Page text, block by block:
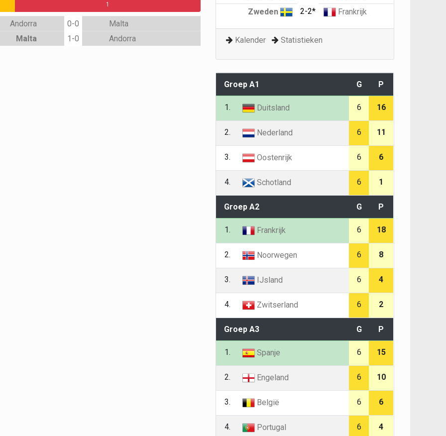
1
Andorra 0-0 Malta
Malta 1-0 Andorra
Zweden
2-2* Frankrijk
Kalender Statistieken
Groep A1 G P
1. Duitsland 6 16
2. Nederland 6 11
3. Oostenrijk 6 6
4. Schotland 6 1
Groep A2 G P
1. Frankrijk 6 18
2. Noorwegen 6 8
3. IJsland 6 4
4. Zwitserland 6 2
Groep A3 G P
1. Spanje 6 15
2. Engeland 6 10
3. België 6 6
4. Portugal 6 4